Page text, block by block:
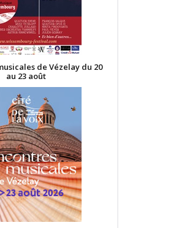
de Vézelay du 20
au 23 août